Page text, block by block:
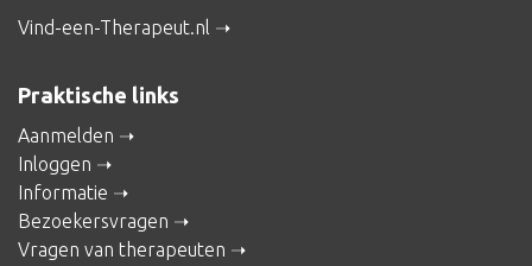
Vind-een-Therapeut.nl
Praktische links
Aanmelden
Inloggen
Informatie
Bezoekersvragen
Vragen van therapeuten